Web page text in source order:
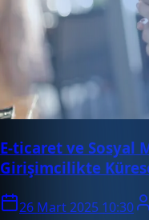
E-ticaret ve Sosyal
Girişimcilikte
26 Mart 2025 10:30